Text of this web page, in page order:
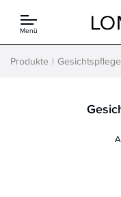
Menü
Produkte Gesichtspflege